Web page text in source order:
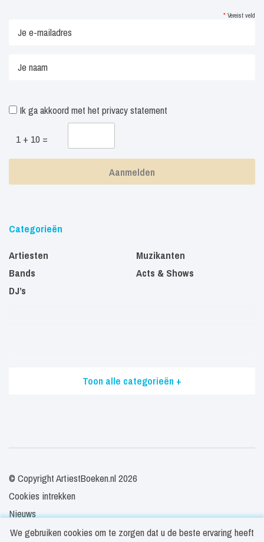
* Vereist veld
Ik ga akkoord met het privacy statement
1 + 10 =
Categorieën
Artiesten
Bands
DJ’s
Muzikanten
Acts & Shows
Toon alle categorieën +
© Copyright ArtiestBoeken.nl 2026
Cookies intrekken
Nieuws
Veelgestelde vragen
We gebruiken cookies om te zorgen dat u de beste ervaring heeft